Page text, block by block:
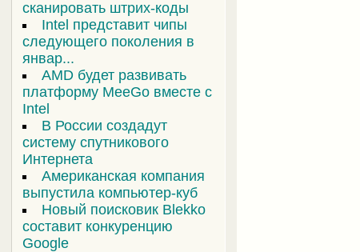
сканировать штрих-коды
Intel представит чипы
следующего поколения в
январ...
AMD будет развивать
платформу MeeGo вместе с
Intel
В России создадут
систему спутникового
Интернета
Американская компания
выпустила компьютер-куб
Новый поисковик Blekko
составит конкуренцию
Google